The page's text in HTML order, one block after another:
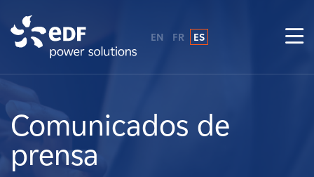
Sobre nosotros
Qué hacemos
EN FR ES
Comunicados de
prensa